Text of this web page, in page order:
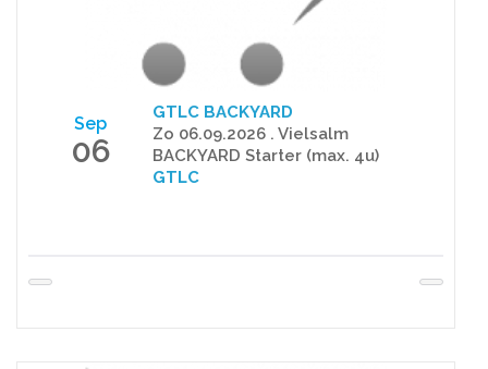
Sep
06
GTLC BACKYARD
Zo 06.09.2026 . Vielsalm
BACKYARD Starter (max. 4u)
GTLC